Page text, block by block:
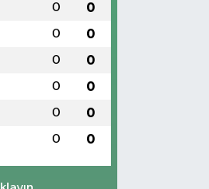
0 0
0 0
0 0
0 0
0 0
0 0